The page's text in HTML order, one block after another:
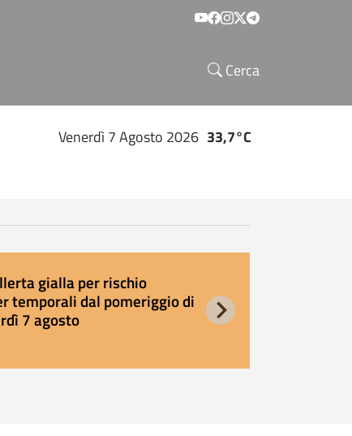
Social menu
Cerca
Venerdì 7 Agosto 2026 33,7°C
gialla per rischio
temporali dal pomeriggio di
7 agosto